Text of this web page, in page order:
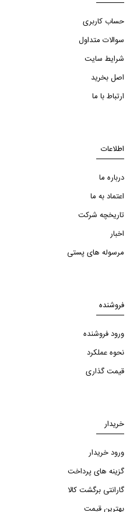
حساب کاربری
سوالات متداول
شرایط سایت
اصل بخرید
ارتباط با ما
اطلاعات
درباره ما
اعتماد به ما
تاریخچه شرکت
اخبار
مرسوله های پستی
فروشنده
ورود فروشنده
نحوه عملکرد
قیمت گذاری
خریدار
ورود خریدار
گزینه های پرداخت
گارانتی برگشت کالا
بهترین قیمت